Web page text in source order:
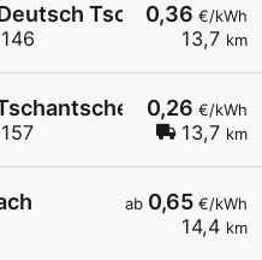
0,36 €/kWh
13,7 km
0,26 €/kWh
13,7 km
157
ab 0,65 €/kWh
14,4 km